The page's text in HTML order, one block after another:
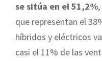
se sitúa en el 51,2%
que representan el
híbridos y eléctricos
casi el 11% de las